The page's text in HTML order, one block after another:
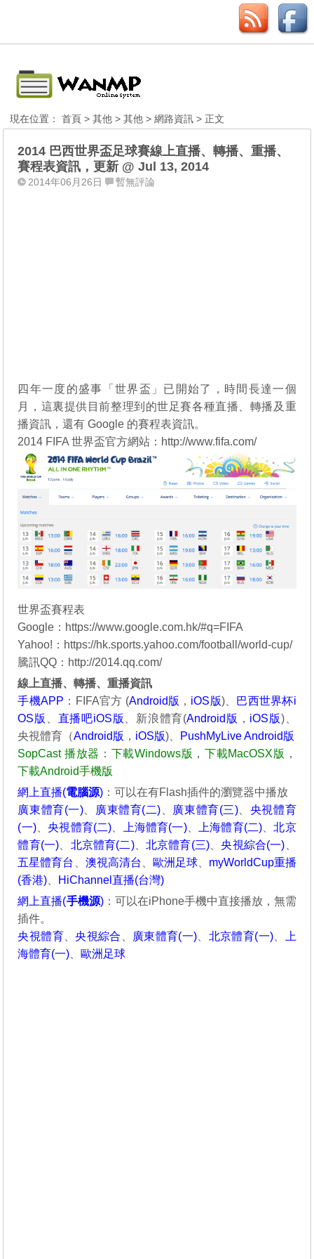
現在位置：首頁 >其他 >其他 >網路資訊 > 正文
2014 巴西世界盃足球賽線上直播、轉播、重播、
賽程表資訊，更新 @ Jul 13, 2014
2014年06月26日 暫無評論
四年一度的盛事「世界盃」已開始了，時間長達一個
月，這裏提供目前整理到的世足賽各種直播、轉播及重
播資訊，還有 Google 的賽程表資訊。
2014 FIFA 世界盃官方網站： http://www.fifa.com/
世界盃賽程表
Google： https://www.google.com.hk/#q=FIFA
Yahoo!： https://hk.sports.yahoo.com/football/world-cup/
騰訊QQ： http://2014.qq.com/
線上直播、轉播、重播資訊
手機APP ：FIFA官方 (Android版 ， iOS版)、 巴西世界杯i
OS版
直播吧iOS版 、新浪體育(Android版 ， iOS版)、
央視體育（Android版 ， iOS版)、 PushMyLive Android版
SopCast 播放器 ： 下載Windows版 ， 下載MacOSX版 ，
下載Android手機版
網上直播(電腦源) ：可以在有Flash插件的瀏覽器中播放
廣東體育(一)、 廣東體育(二) 廣東體育(三)、 央視體育
(一)、央視體育(二) 上海體育(一)、 上海體育(二) 、北京
體育(一)
北京體育(二)、 北京體育(三) 、央視綜合(一)
五星體育台
澳視高清台 歐洲足球、 myWorldCup重播
(香港)
HiChannel直播(台灣)
網上直播(手機源)：可以在iPhone手機中直接播放，無需
插件。
央視體育、央視綜合 廣東體育(一) 北京體育(一)、
上
海體育(一)
歐洲足球